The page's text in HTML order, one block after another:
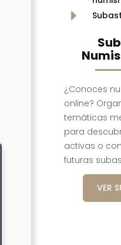
E
¿Conoces
online?
temáticas
para
activas o
futuras
VER